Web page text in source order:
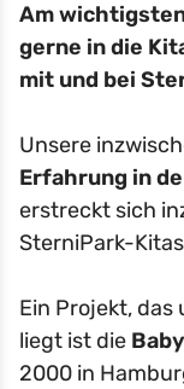
Am
gerne in die
mit und bei
Unsere
Erfahrung in
erstreckt sich
SterniPark-
Ein Projekt, das
liegt ist die
2000 in